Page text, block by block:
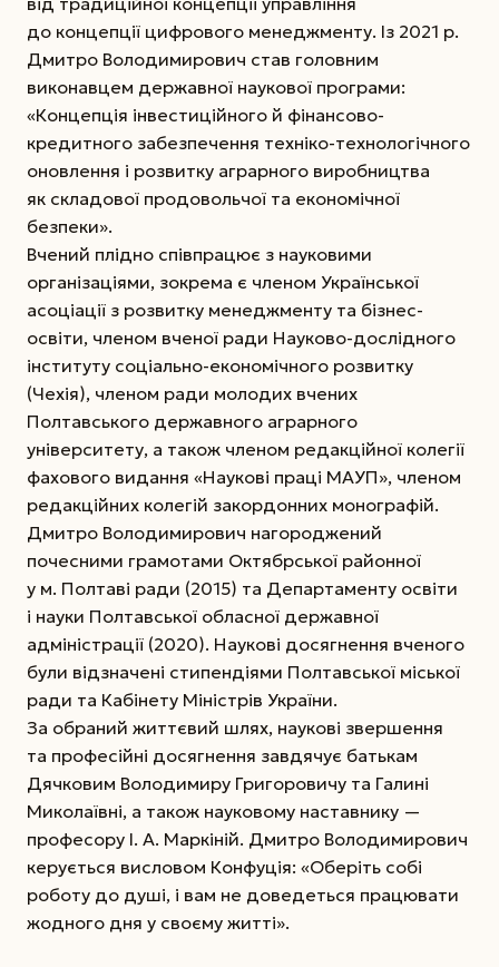
до концепції цифрового менеджменту. Із 2021 р.
Дмитро Володимирович став головним
виконавцем державної наукової програми:
«Концепція інвестиційного й фінансово-
кредитного забезпечення техніко-технологічного
оновлення і розвитку аграрного виробництва
як складової продовольчої та економічної
безпеки».
Вчений плідно співпрацює з науковими
організаціями, зокрема є членом Української
асоціації з розвитку менеджменту та бізнес-
освіти, членом вченої ради Науково-дослідного
інституту соціально-економічного розвитку
(Чехія), членом ради молодих вчених
Полтавського державного аграрного
університету, а також членом редакційної колегії
фахового видання «Наукові праці МАУП», членом
редакційних колегій закордонних монографій.
Дмитро Володимирович нагороджений
почесними грамотами Октябрської районної
у м. Полтаві ради (2015) та Департаменту освіти
і науки Полтавської обласної державної
адміністрації (2020). Наукові досягнення вченого
були відзначені стипендіями Полтавської міської
ради та Кабінету Міністрів України.
За обраний життєвий шлях, наукові звершення
та професійні досягнення завдячує батькам
Дячковим Володимиру Григоровичу та Галині
Миколаївні, а також науковому наставнику —
професору І. А. Маркіній. Дмитро Володимирович
керується висловом Конфуція: «Оберіть собі
роботу до душі, і вам не доведеться працювати
жодного дня у своєму житті».